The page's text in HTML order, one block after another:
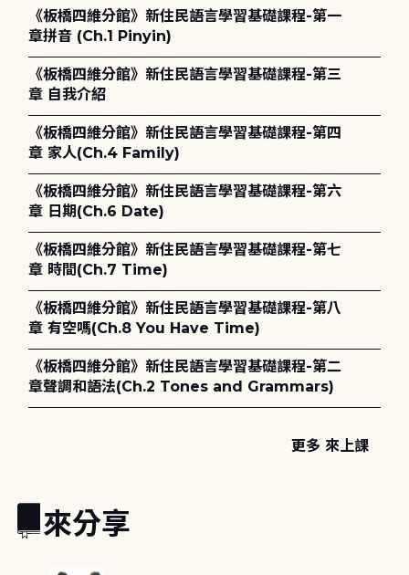
《板橋四維分館》新住民語言學習基礎課程-第一
章拼音 (Ch.1 Pinyin)
《板橋四維分館》新住民語言學習基礎課程-第三
章 自我介紹
《板橋四維分館》新住民語言學習基礎課程-第四
章 家人(Ch.4 Family)
《板橋四維分館》新住民語言學習基礎課程-第六
章 日期(Ch.6 Date)
《板橋四維分館》新住民語言學習基礎課程-第七
章 時間(Ch.7 Time)
《板橋四維分館》新住民語言學習基礎課程-第八
章 有空嗎(Ch.8 You Have Time)
《板橋四維分館》新住民語言學習基礎課程-第二
章聲調和語法(Ch.2 Tones and Grammars)
更多 來上課
來分享